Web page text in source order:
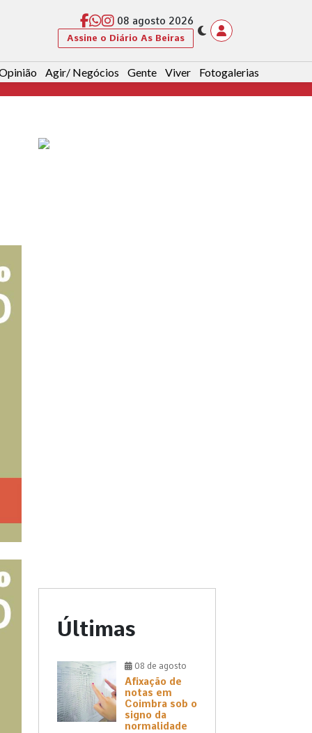
08 agosto 2026
Assine o Diário As Beiras
Agir/ Negócios Gente Viver Fotogalerias
Últimas
08 de agosto
Afixação de
notas em
Coimbra sob o
signo da
normalidade